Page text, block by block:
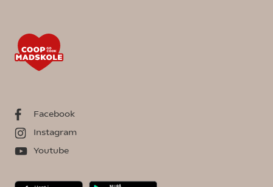
Facebook
Instagram
Youtube